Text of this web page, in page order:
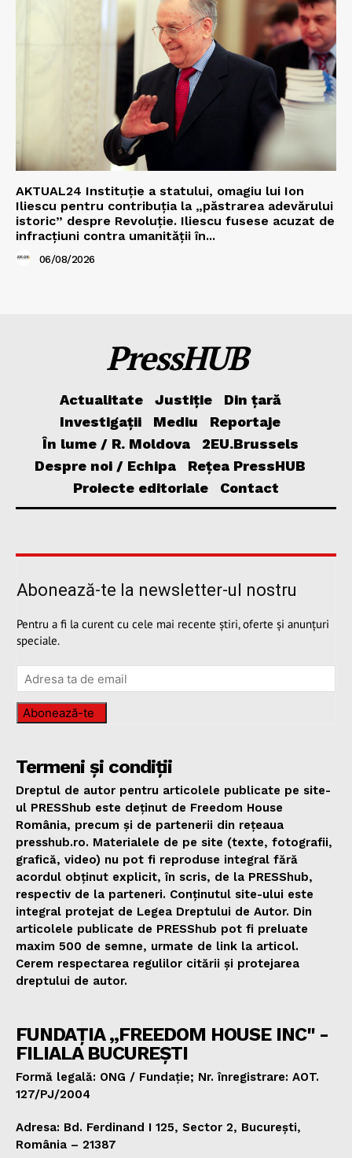
AKTUAL24 Instituție a statului, omagiu lui Ion
Iliescu pentru contribuția la „păstrarea adevărului
istoric” despre Revoluție. Iliescu fusese acuzat de
infracțiuni contra umanității în...
06/08/2026
PressHUB
Actualitate Justiție
Din țară
Investigații
Mediu
Reportaje
În lume / R. Moldova
2EU.Brussels
Despre noi / Echipa
Rețea PressHUB
Proiecte editoriale
Contact
Abonează-te la newsletter-ul nostru
Pentru a fi la curent cu cele mai recente știri, oferte și anunțuri
speciale.
Abonează-te
Termeni și condiții
Dreptul de autor pentru articolele publicate pe site-
ul PRESShub este deținut de Freedom House
România, precum și de partenerii din rețeaua
presshub.ro. Materialele de pe site (texte, fotografii,
grafică, video) nu pot fi reproduse integral fără
acordul obținut explicit, în scris, de la PRESShub,
respectiv de la parteneri. Conținutul site-ului este
integral protejat de Legea Dreptului de Autor. Din
articolele publicate de PRESShub pot fi preluate
maxim 500 de semne, urmate de link la articol.
Cerem respectarea regulilor citării și protejarea
dreptului de autor.
FUNDAȚIA „FREEDOM HOUSE INC" -
FILIALA BUCUREȘTI
Formă legală: ONG / Fundație; Nr. înregistrare: AOT.
127/PJ/2004
Adresa: Bd. Ferdinand I 125, Sector 2, București,
România – 21387